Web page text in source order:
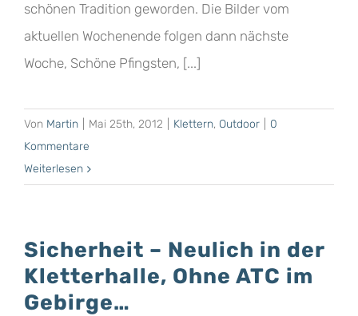
schönen Tradition geworden. Die Bilder vom
aktuellen Wochenende folgen dann nächste
Woche, Schöne Pfingsten, [...]
Von Martin Mai 25th, 2012 Klettern, Outdoor
0
Kommentare
Weiterlesen
Sicherheit – Neulich in der
Kletterhalle, Ohne ATC im
Gebirge…